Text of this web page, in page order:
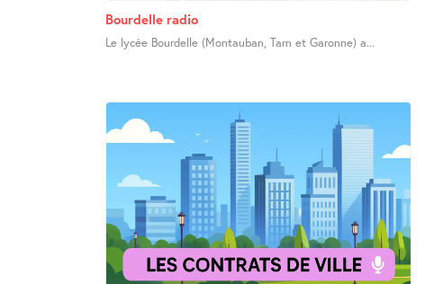
Bourdelle radio
Le lycée Bourdelle (Montauban, Tarn et Garonne) a...